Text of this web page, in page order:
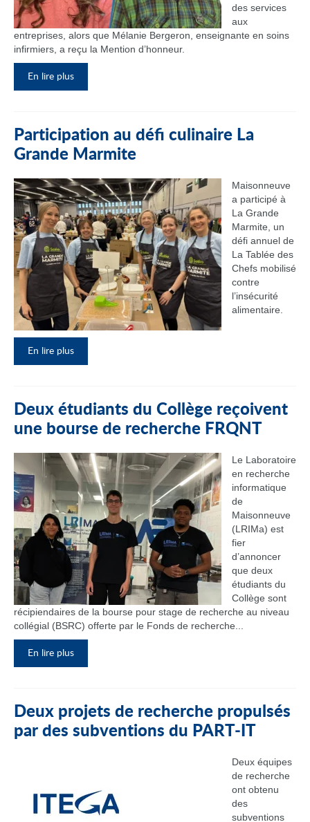
des services
aux
entreprises, alors que Mélanie Bergeron, enseignante en soins
infirmiers, a reçu la Mention d’honneur.
En lire plus
Participation au défi culinaire La
Grande Marmite
Maisonneuve
a participé à
La Grande
Marmite, un
défi annuel de
La Tablée des
Chefs mobilisé
contre
l’insécurité
alimentaire.
En lire plus
Deux étudiants du Collège reçoivent
une bourse de recherche FRQNT
Le Laboratoire
en recherche
informatique
de
Maisonneuve
(LRIMa) est
fier
d’annoncer
que deux
étudiants du
Collège sont
récipiendaires de la bourse pour stage de recherche au niveau
collégial (BSRC) offerte par le Fonds de recherche...
En lire plus
Deux projets de recherche propulsés
par des subventions du PART‑IT
Deux équipes
de recherche
ont obtenu
des
subventions